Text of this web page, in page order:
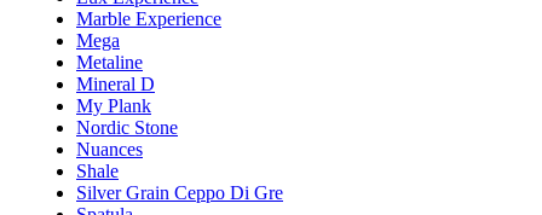
Marble Experience
Mega
Metaline
Mineral D
My Plank
Nordic Stone
Nuances
Shale
Silver Grain Ceppo Di Gre